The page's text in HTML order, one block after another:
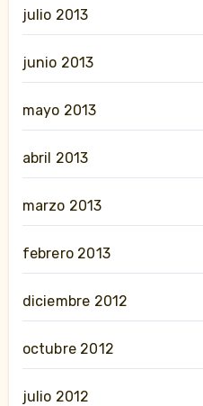
julio 2013
junio 2013
mayo 2013
abril 2013
marzo 2013
febrero 2013
diciembre 2012
octubre 2012
julio 2012